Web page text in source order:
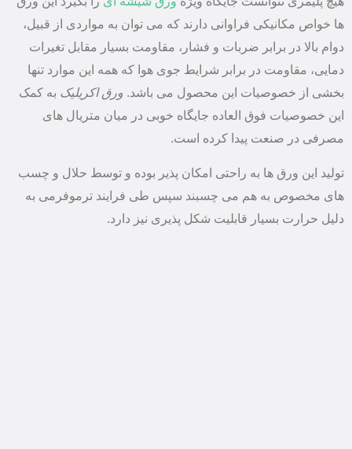
ها خواص مکانیکی فراوانی دارند که می توان به مواردی از قبیل،
دوام بالا در برابر ضربات و فشار، مقاومت بسیار مقابل تغیرات
دمایی، مقاومت در برابر شرایط جوی هوا که همه این موارد تنها
بخشی از خصوصیات این محصول می باشد. ورق اکریلیک به کمک
این خصوصیات فوق العاده جایگاه خوبی در میان متریال های
مصرفی در صنعت پیدا کرده است.
تولید این ورق ها به راحتی امکان پذیر بوده و توسط حلال و چسب
های مخصوص به هم می چسبند سپس طی فرایند ترموفرمی به
دلیل حرارت بسیار قابلیت شکل پذیری نیز دارد.